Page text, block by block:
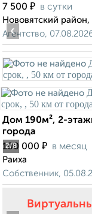
7 500 ₽ в сутки
Нововятский
Агентство,
2/8
‹
Дом 190м², 2-
города
100 000 ₽ в месяц
Раиха
Собственник,